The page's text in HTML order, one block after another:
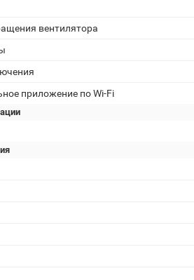
вентилятора
приложение по Wi-Fi